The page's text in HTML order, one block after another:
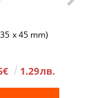
x 45 mm)
1.29лв.